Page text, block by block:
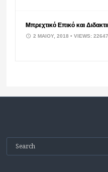
Μπρεχτικό Επικό και
2 ΜΑΪ́ΟΥ, 2018• VIEWS: 22647